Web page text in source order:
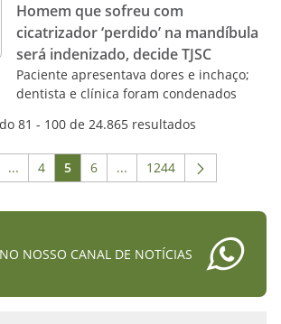
Homem que sofreu com
cicatrizador ‘perdido’ na mandíbula
será indenizado, decide TJSC
Paciente apresentava dores e inchaço;
dentista e clínica foram condenados
81 - 100 de 24.865 resultados
...Páginas intermediárias Usar ABA para
Página
4 Página
5 Página
6 ...Páginas intermediárias
Página
1244
NOSSO CANAL DE NOTÍCIAS